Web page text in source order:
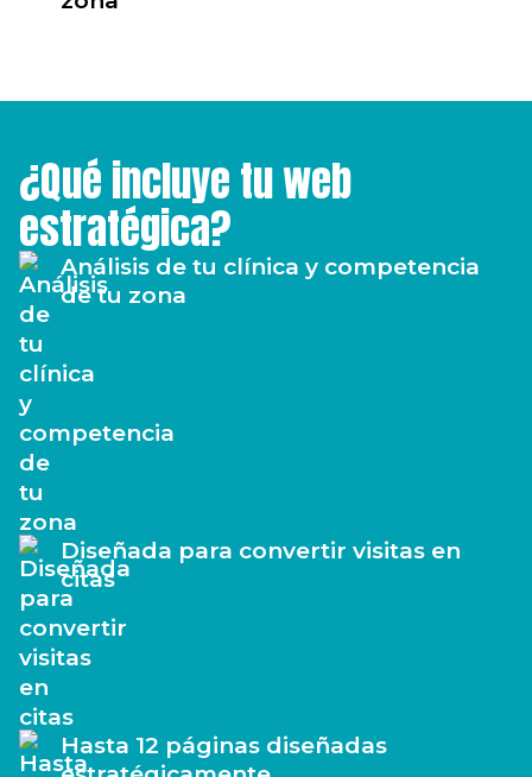
¿Qué incluye tu web
estratégica?
Análisis de tu clínica y competencia
de tu zona
Diseñada para convertir visitas en
citas
Hasta 12 páginas diseñadas